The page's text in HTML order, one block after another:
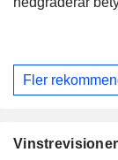
Fler
Vinstrevisioner